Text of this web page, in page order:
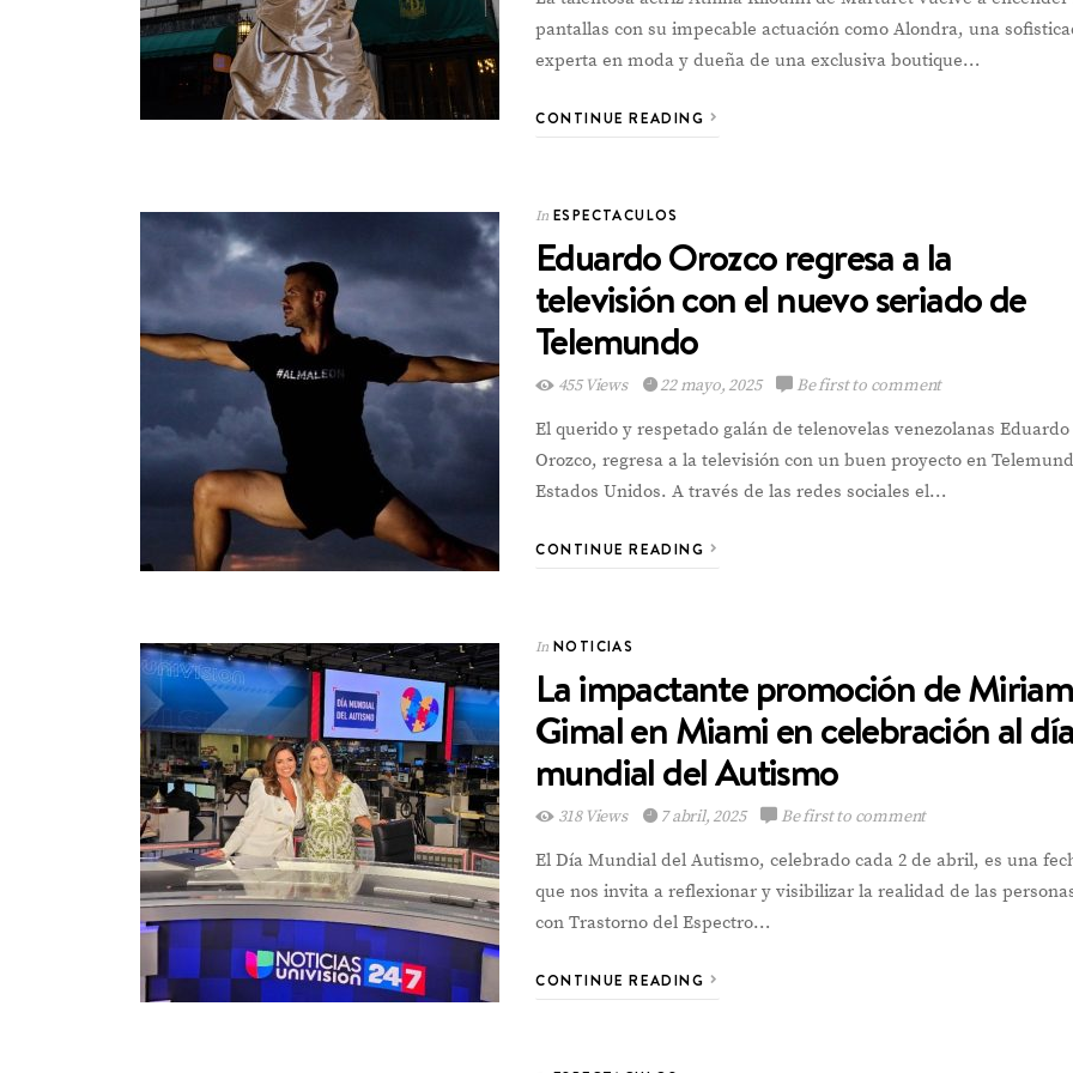
pantallas con su impecable actuación como Alondra, una
experta en moda y dueña de una exclusiva boutique…
CONTINUE READING
In ESPECTACULOS
Eduardo Orozco regresa a la
televisión con el nuevo seriado de
Telemundo
455 Views 22 mayo, 2025 Be first to comment
El querido y respetado galán de telenovelas venezolanas Eduardo
Orozco, regresa a la televisión con un buen proyecto en
Estados Unidos. A través de las redes sociales el…
CONTINUE READING
In NOTICIAS
La impactante promoción de Miriam
Gimal en Miami en celebración al día
mundial del Autismo
318 Views 7 abril, 2025 Be first to comment
El Día Mundial del Autismo, celebrado cada 2 de abril, es una
que nos invita a reflexionar y visibilizar la realidad de las
con Trastorno del Espectro…
CONTINUE READING